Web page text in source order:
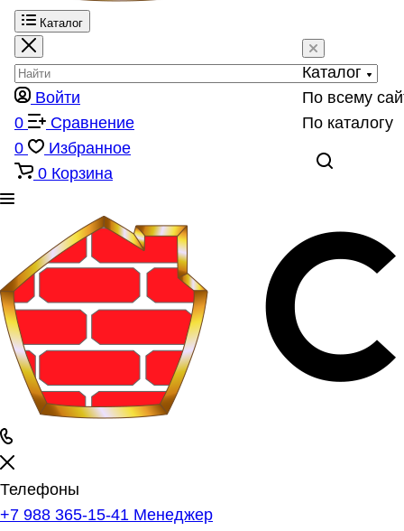
Каталог
Каталог
По всему
По каталогу
Войти
0
Сравнение
0
Избранное
0 Корзина
Телефоны
+7 988 365-15-41 Менеджер